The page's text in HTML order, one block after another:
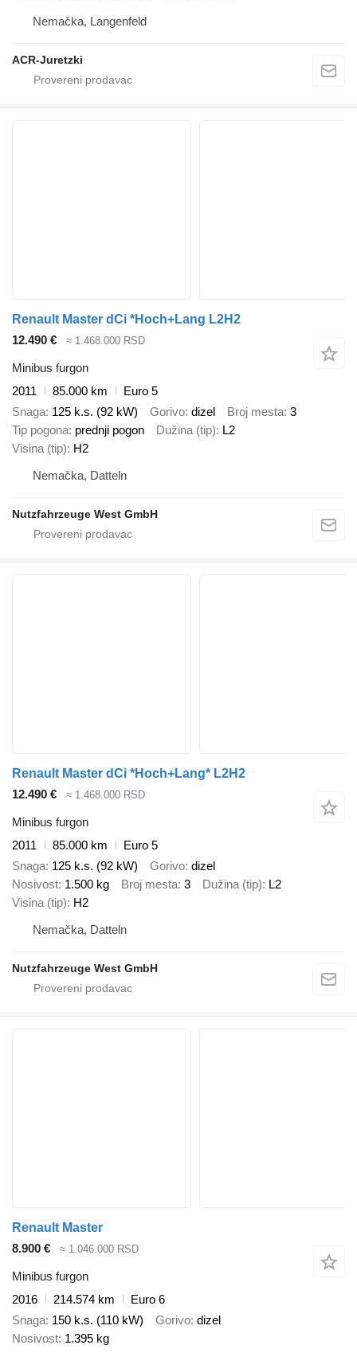
Nemačka, Langenfeld
ACR-Juretzki
Renault Master dCi *Hoch+Lang L2H2
12.490 €
≈ 1.468.000 RSD
Minibus furgon
2011
85.000 km
Euro 5
Snaga 125 k.s. (92 kW) Gorivo dizel Broj mesta 3
Tip pogona prednji pogon Dužina (tip) L2
Visina (tip) H2
Nemačka, Datteln
Nutzfahrzeuge West GmbH
Renault Master dCi *Hoch+Lang* L2H2
12.490 €
≈ 1.468.000 RSD
Minibus furgon
2011
85.000 km
Euro 5
Snaga 125 k.s. (92 kW) Gorivo dizel
Nosivost 1.500 kg Broj mesta 3 Dužina (tip) L2
Visina (tip) H2
Nemačka, Datteln
Nutzfahrzeuge West GmbH
Renault Master
8.900 €
≈ 1.046.000 RSD
Minibus furgon
2016
214.574 km
Euro 6
Snaga 150 k.s. (110 kW) Gorivo dizel
Nosivost 1.395 kg